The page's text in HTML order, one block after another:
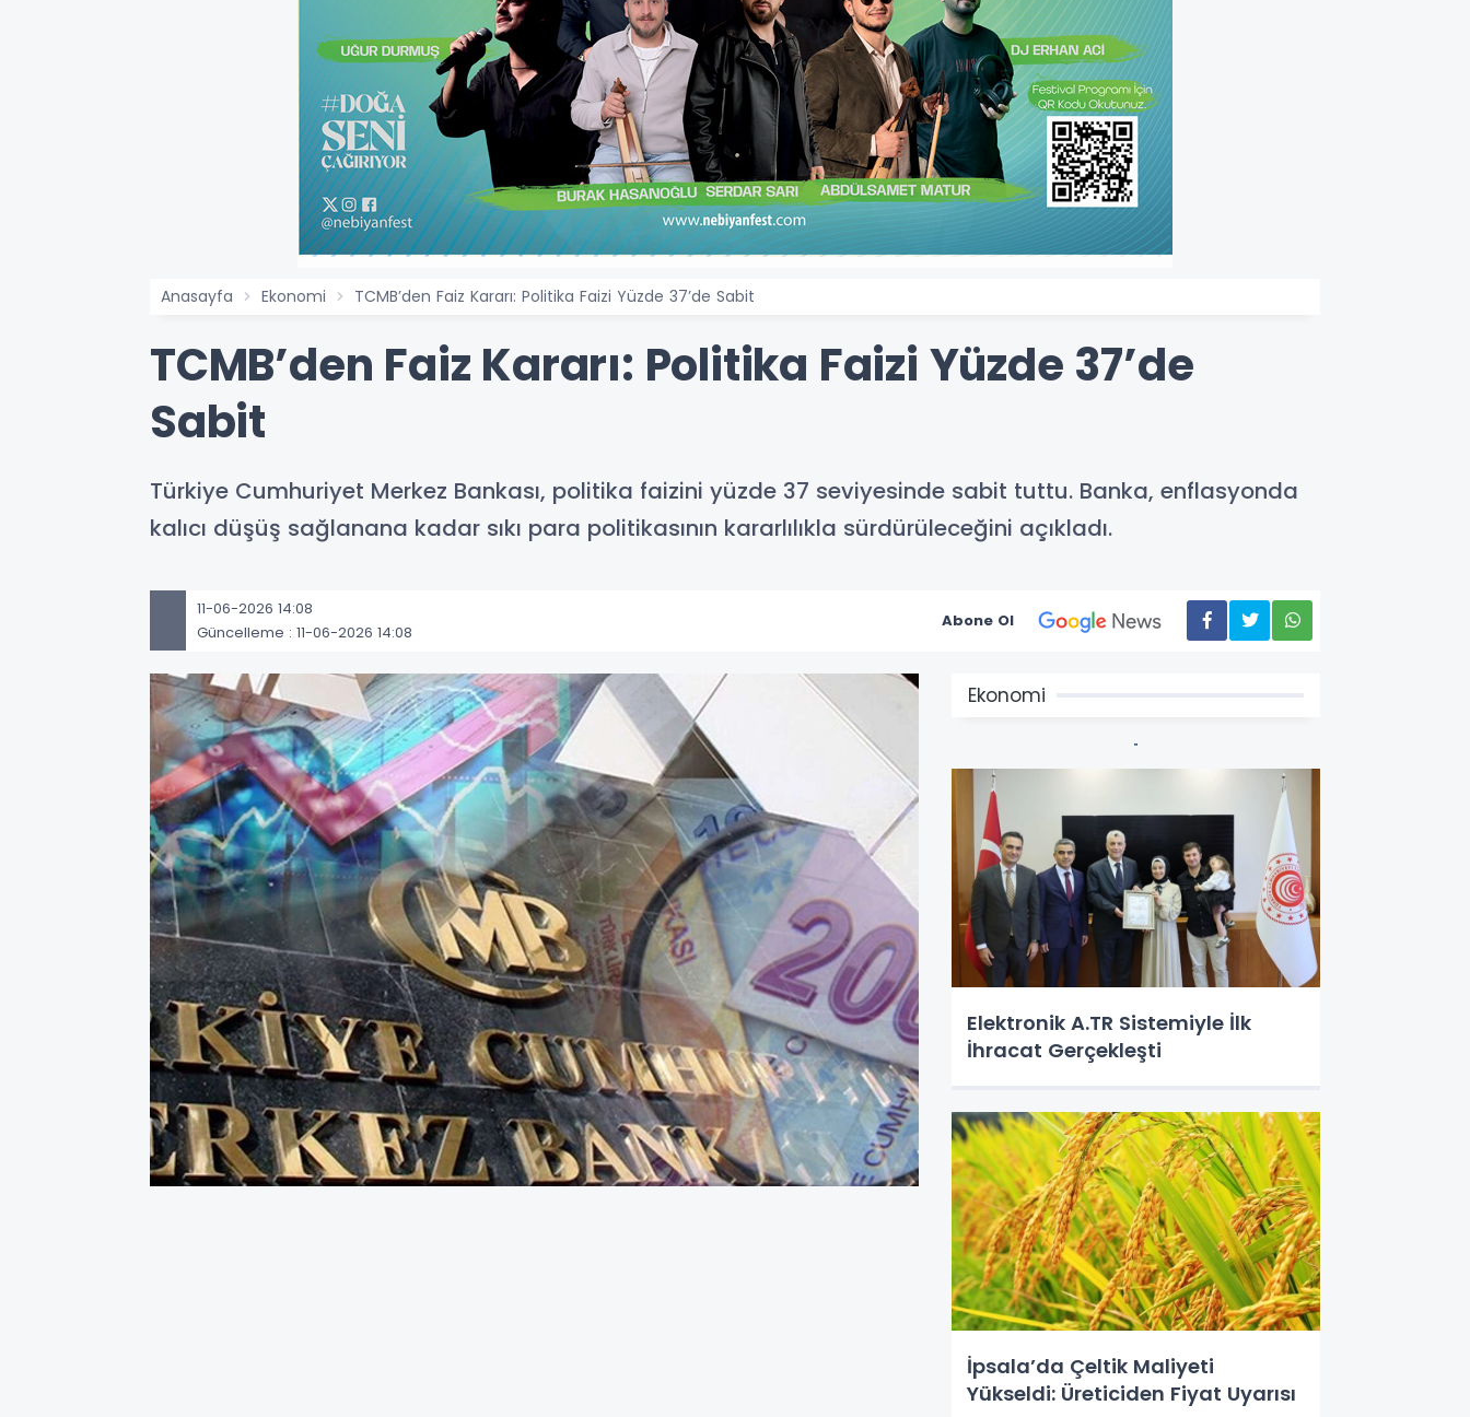
Anasayfa Ekonomi TCMB’den Faiz Kararı: Politika Faizi Yüzde 37’de Sabit
TCMB’den Faiz Kararı: Politika Faizi Yüzde 37’de
Sabit
Türkiye Cumhuriyet Merkez Bankası, politika faizini yüzde 37 seviyesinde sabit tuttu. Banka, enflasyonda
kalıcı düşüş sağlanana kadar sıkı para politikasının kararlılıkla sürdürüleceğini açıkladı.
11-06-2026 14:08
Güncelleme : 11-06-2026 14:08
Abone Ol
Ekonomi
Elektronik A.TR Sistemiyle İlk
İhracat Gerçekleşti
İpsala’da Çeltik Maliyeti
Yükseldi: Üreticiden Fiyat Uyarısı